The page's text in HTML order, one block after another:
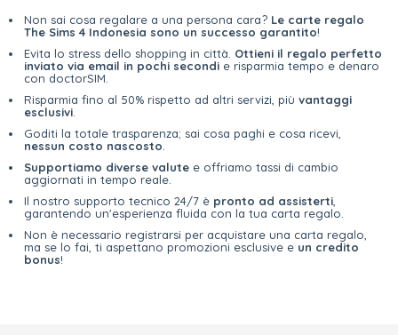
Non sai cosa regalare a una persona cara? Le carte regalo
The Sims 4 Indonesia sono un successo garantito!
Evita lo stress dello shopping in città. Ottieni il regalo perfetto
inviato via email in pochi secondi e risparmia tempo e denaro
con doctorSIM.
Risparmia fino al 50% rispetto ad altri servizi, più vantaggi
esclusivi
Goditi la totale trasparenza; sai cosa paghi e cosa ricevi,
nessun costo nascosto
Supportiamo diverse valute e offriamo tassi di cambio
aggiornati in tempo reale.
Il nostro supporto tecnico 24/7 è pronto ad assisterti
garantendo un'esperienza fluida con la tua carta regalo.
Non è necessario registrarsi per acquistare una carta regalo,
ma se lo fai, ti aspettano promozioni esclusive e un credito
bonus!